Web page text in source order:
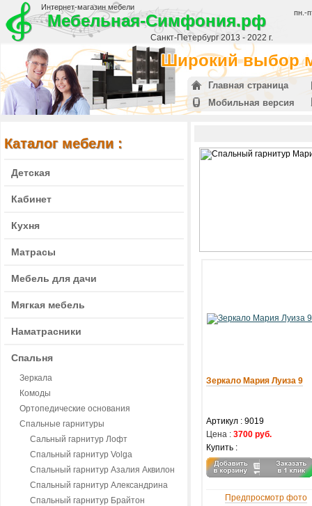
Интернет-магазин мебели
Мебельная-Симфония.рф
Санкт-Петербург 2013 - 2022 г.
пн.-
Широкий выбор
Главная страница
Мобильная версия
Каталог мебели :
Детская
Кабинет
Кухня
Матрасы
Мебель для дачи
Мягкая мебель
Наматрасники
Спальня
Зеркала
Комоды
Ортопедические основания
Спальные гарнитуры
Сальный гарнитур Лофт
Спальный гарнитур Volga
Спальный гарнитур Азалия Аквилон
Спальный гарнитур Александрина
Спальный гарнитур Брайтон
Зеркало Мария Луиза 9
Артикул : 9019
Цена : 3700 руб.
Купить :
Предпросмотр фото